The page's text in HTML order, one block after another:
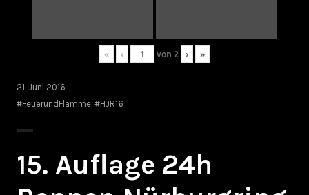
« ‹ von 2 › »
21. Juni 2016
#FeuerundFlamme #HJR16
15. Auflage 24h